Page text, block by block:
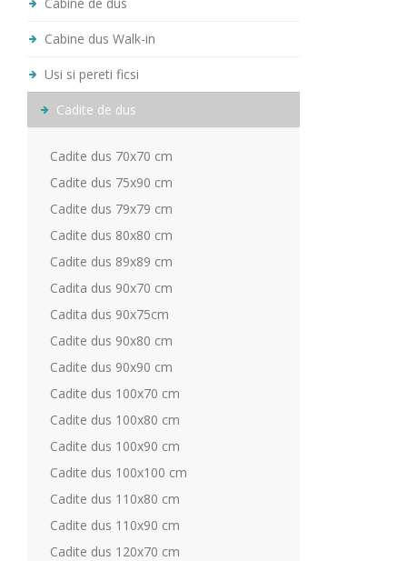
Cabine dus Walk-in
Usi si pereti ficsi
Cadite de dus
Cadite dus 70x70 cm
Cadite dus 75x90 cm
Cadite dus 79x79 cm
Cadite dus 80x80 cm
Cadite dus 89x89 cm
Cadita dus 90x70 cm
Cadita dus 90x75cm
Cadite dus 90x80 cm
Cadite dus 90x90 cm
Cadite dus 100x70 cm
Cadite dus 100x80 cm
Cadite dus 100x90 cm
Cadite dus 100x100 cm
Cadite dus 110x80 cm
Cadite dus 110x90 cm
Cadite dus 120x70 cm